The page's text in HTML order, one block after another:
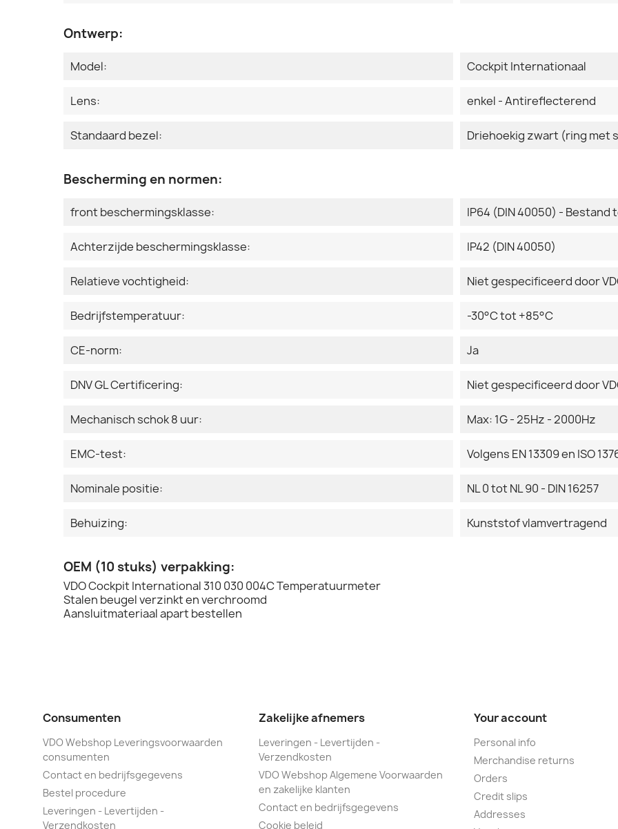
Ontwerp:
Model: Cockpit Internationaal
Lens: enkel - Antireflecterend
Standaard bezel: Driehoekig zwart (ring met
Bescherming en normen:
front beschermingsklasse: IP64 (DIN 40050) -
Achterzijde beschermingsklasse: IP42 (DIN 40050)
Relatieve vochtigheid: Niet gespecificeerd door
Bedrijfstemperatuur: -30°C tot +85°C
CE-norm: Ja
DNV GL Certificering: Niet gespecificeerd door
Mechanisch schok 8 uur: Max: 1G - 25Hz - 2000Hz
EMC-test: Volgens EN 13309 en ISO
Nominale positie: NL 0 tot NL 90 - DIN 16257
Behuizing: Kunststof vlamvertragend
OEM (10 stuks) verpakking:
VDO Cockpit International 310 030 004C Temperatuurmeter
Stalen beugel verzinkt en verchroomd
Aansluitmateriaal apart bestellen
Consumenten
VDO Webshop Leveringsvoorwaarden
consumenten
Contact en bedrijfsgegevens
Bestel procedure
Leveringen - Levertijden -
Verzendkosten
Zakelijke afnemers
Leveringen - Levertijden -
Verzendkosten
VDO Webshop Algemene Voorwaarden
en zakelijke klanten
Contact en bedrijfsgegevens
Cookie beleid
Your account
Personal info
Merchandise returns
Orders
Credit slips
Addresses